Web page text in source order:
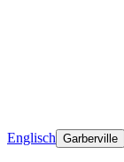
Englisch Garberville